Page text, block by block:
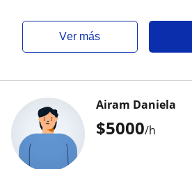
ver más
$5000/h
Airam Daniela